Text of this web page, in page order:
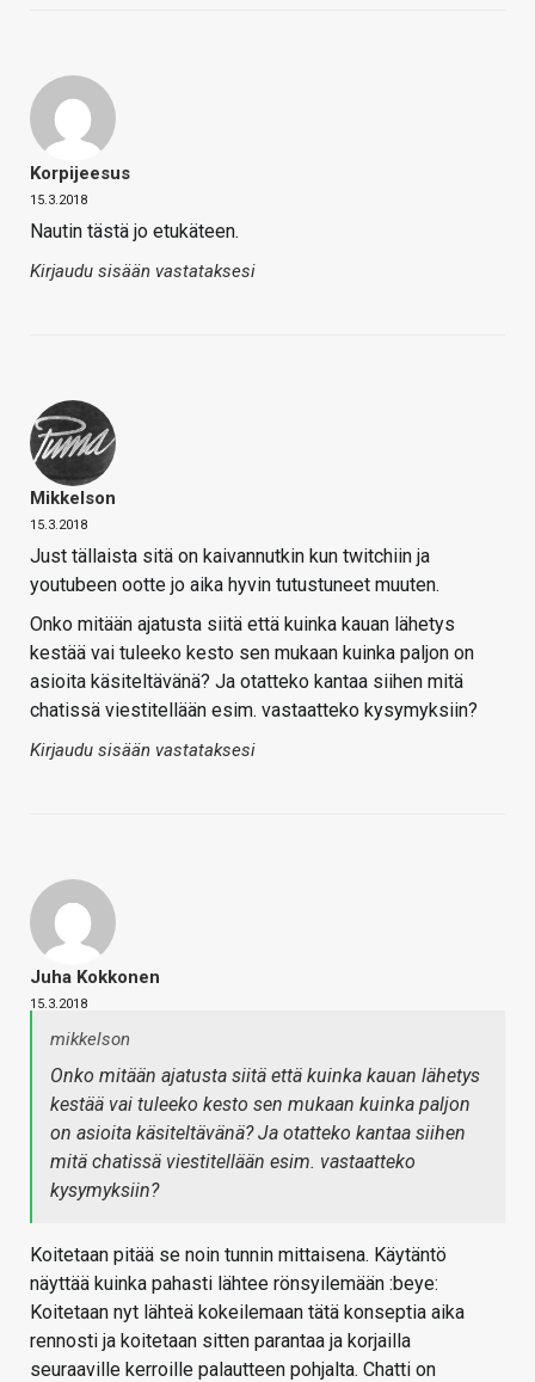
Korpijeesus
15.3.2018
Nautin tästä jo etukäteen.
Kirjaudu sisään vastataksesi
Mikkelson
15.3.2018
Just tällaista sitä on kaivannutkin kun twitchiin ja
youtubeen ootte jo aika hyvin tutustuneet muuten.
Onko mitään ajatusta siitä että kuinka kauan lähetys
kestää vai tuleeko kesto sen mukaan kuinka paljon on
asioita käsiteltävänä? Ja otatteko kantaa siihen mitä
chatissä viestitellään esim. vastaatteko kysymyksiin?
Kirjaudu sisään vastataksesi
Juha Kokkonen
15.3.2018
mikkelson
Onko mitään ajatusta siitä että kuinka kauan lähetys
kestää vai tuleeko kesto sen mukaan kuinka paljon
on asioita käsiteltävänä? Ja otatteko kantaa siihen
mitä chatissä viestitellään esim. vastaatteko
kysymyksiin?
Koitetaan pitää se noin tunnin mittaisena. Käytäntö
näyttää kuinka pahasti lähtee rönsyilemään :beye:
Koitetaan nyt lähteä kokeilemaan tätä konseptia aika
rennosti ja koitetaan sitten parantaa ja korjailla
seuraaville kerroille palautteen pohjalta. Chatti on